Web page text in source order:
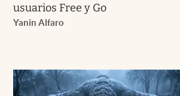
usuarios Free y Go
Yanin Alfaro